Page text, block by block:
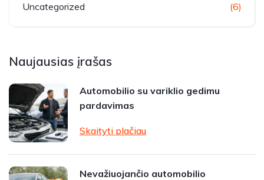
Uncategorized (6)
Naujausias įrašas
Automobilio su variklio gedimu
pardavimas
Skaityti plačiau
Nevažiuojančio automobilio